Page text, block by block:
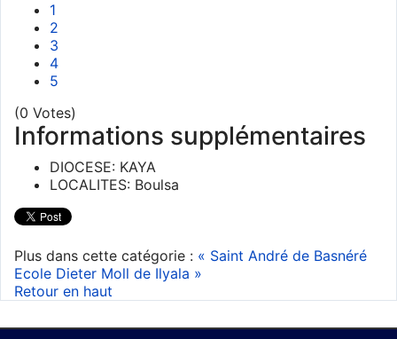
1
2
3
4
5
(0 Votes)
Informations supplémentaires
DIOCESE: KAYA
LOCALITES: Boulsa
Plus dans cette catégorie : « Saint André de Basnéré
Ecole Dieter Moll de Ilyala »
Retour en haut